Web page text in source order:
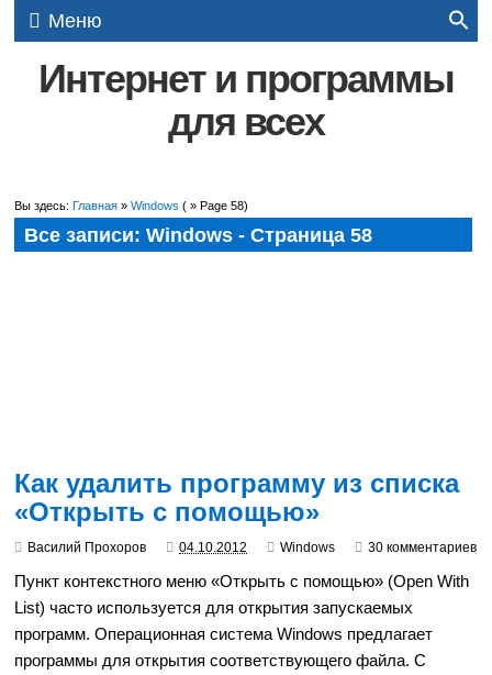
Меню
Интернет и программы
для всех
Вы здесь: Главная »Windows ( » Page 58)
Все записи: Windows - Страница 58
Как удалить программу из списка
«Открыть с помощью»
Василий Прохоров 04.10.2012 Windows 30 комментариев
Пункт контекстного меню «Открыть с помощью» (Open With
List) часто используется для открытия запускаемых
программ. Операционная система Windows предлагает
программы для открытия соответствующего файла. С